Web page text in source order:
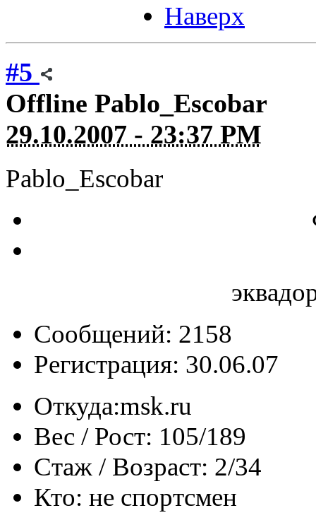
Наверх
#5
Offline Pablo_Escobar
29.10.2007 - 23:37 PM
Pablo_Escobar
Сообщений: 2158
Регистрация: 30.06.07
Откуда:msk.ru
Вес / Рост: 105/189
Стаж / Возраст: 2/34
Кто: не спортсмен